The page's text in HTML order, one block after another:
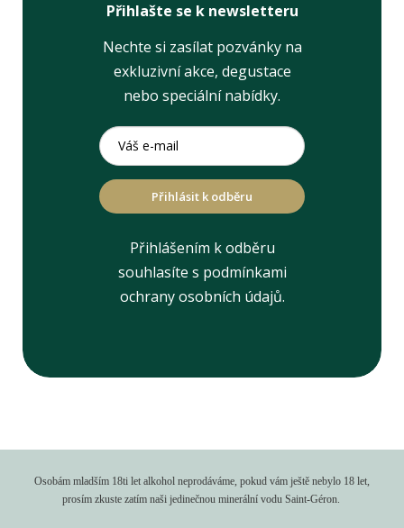
Přihlašte se k newsletteru
Nechte si zasílat pozvánky na
exkluzivní akce, degustace
nebo speciální nabídky.
Přihlásit k odběru
Přihlášením k odběru
souhlasíte s podmínkami
ochrany osobních údajů.
Osobám mladším 18ti let alkohol neprodáváme, pokud vám ještě nebylo 18 let,
prosím zkuste zatím naši jedinečnou minerální vodu Saint-Géron.